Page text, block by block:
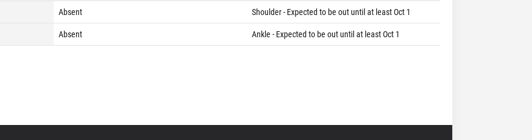
Absent
Shoulder - Expected to be out until at least Oct 1
Absent Ankle - Expected to be out until at least Oct 1